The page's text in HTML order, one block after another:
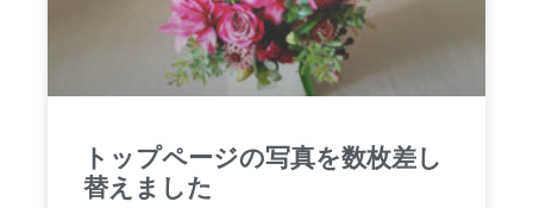
トップページの写真を数枚差し
替えました